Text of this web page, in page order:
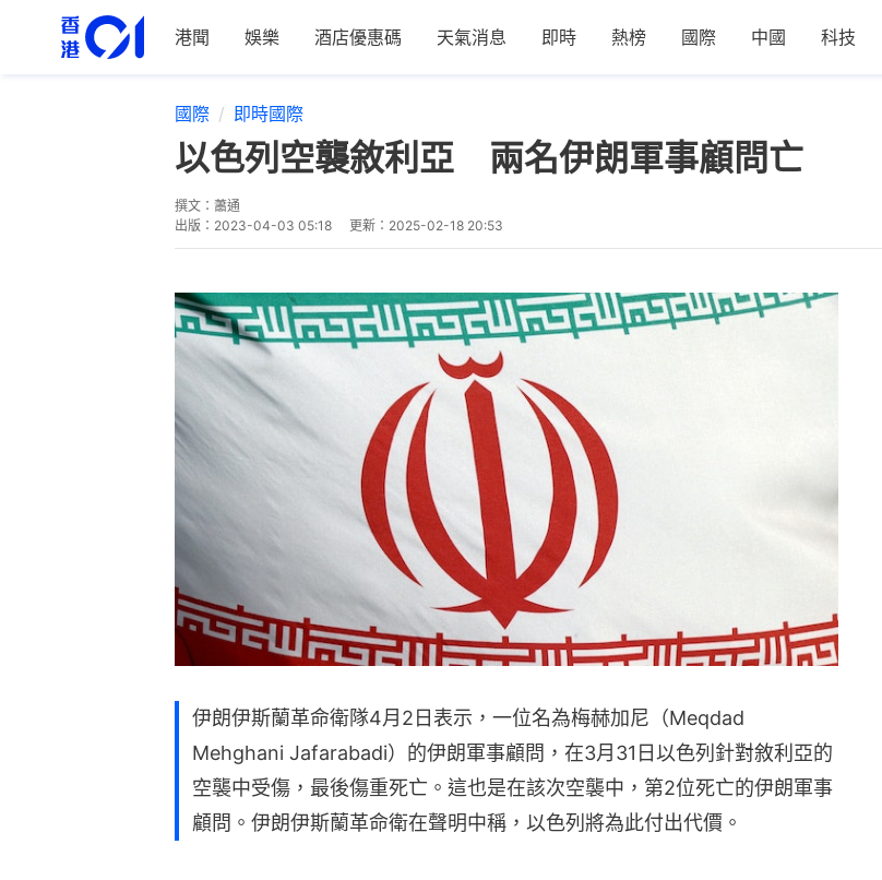
港聞 娛樂 酒店優惠碼 天氣消息 即時 熱榜 國際 中國 科技
國際 即時國際
以色列空襲敘利亞 兩名伊朗軍事顧問亡
撰文： 蕭通
出版： 2023-04-03 05:18 更新： 2025-02-18 20:53
伊朗伊斯蘭革命衛隊4月2日表示，一位名為梅赫加尼（Meqdad
Mehghani Jafarabadi）的伊朗軍事顧問，在3月31日以色列針對敘利亞的
空襲中受傷，最後傷重死亡。這也是在該次空襲中，第2位死亡的伊朗軍事
顧問。伊朗伊斯蘭革命衛在聲明中稱，以色列將為此付出代價。